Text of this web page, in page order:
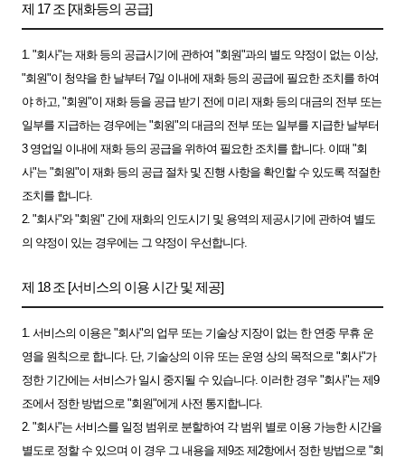
제 17 조 [재화등의 공급]
1. "회사"는 재화 등의 공급시기에 관하여 "회원"과의 별도 약정이 없는 이상,
"회원"이 청약을 한 날부터 7일 이내에 재화 등의 공급에 필요한 조치를 하여
야 하고, "회원"이 재화 등을 공급 받기 전에 미리 재화 등의 대금의 전부 또는
일부를 지급하는 경우에는 "회원"의 대금의 전부 또는 일부를 지급한 날부터
3 영업일 이내에 재화 등의 공급을 위하여 필요한 조치를 합니다. 이때 "회
사"는 "회원"이 재화 등의 공급 절차 및 진행 사항을 확인할 수 있도록 적절한
조치를 합니다.
2. "회사"와 "회원" 간에 재화의 인도시기 및 용역의 제공시기에 관하여 별도
의 약정이 있는 경우에는 그 약정이 우선합니다.
제 18 조 [서비스의 이용 시간 및 제공]
1. 서비스의 이용은 "회사"의 업무 또는 기술상 지장이 없는 한 연중 무휴 운
영을 원칙으로 합니다. 단, 기술상의 이유 또는 운영 상의 목적으로 "회사"가
정한 기간에는 서비스가 일시 중지될 수 있습니다. 이러한 경우 "회사"는 제9
조에서 정한 방법으로 "회원"에게 사전 통지합니다.
2. "회사"는 서비스를 일정 범위로 분할하여 각 범위 별로 이용 가능한 시간을
별도로 정할 수 있으며 이 경우 그 내용을 제9조 제2항에서 정한 방법으로 "회